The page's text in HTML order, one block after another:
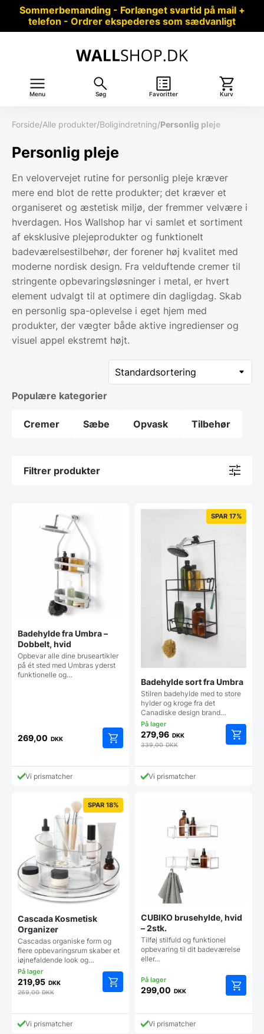
Sommerbemanding - Forlænget svartid på mail +
telefon - Ordrer ekspederes som sædvanligt
Menu Søg Favoritter Kurv
Forside/Alle produkter/Boligindretning/Personlig pleje
Personlig pleje
En velovervejet rutine for personlig pleje kræver
mere end blot de rette produkter; det kræver et
organiseret og æstetisk miljø, der fremmer velvære i
hverdagen. Hos Wallshop har vi samlet et sortiment
af eksklusive plejeprodukter og funktionelt
badeværelsestilbehør, der forener høj kvalitet med
moderne nordisk design. Fra velduftende cremer til
stringente opbevaringsløsninger i metal, er hvert
element udvalgt til at optimere din dagligdag. Skab
en personlig spa-oplevelse i eget hjem med
produkter, der vægter både aktive ingredienser og
visuel appel ekstremt højt.
Populære kategorier
Cremer Sæbe Opvask Tilbehør
Filtrer produkter
Badehylde fra Umbra –
Dobbelt, hvid
Opbevar alle dine bruseartikler
på ét sted med Umbras yderst
funktionelle og…
269,00 DKK
Vi prismatcher
SPAR 17%
Badehylde sort fra Umbra
Stilren badehylde med to store
hylder og kroge fra det
Canadiske design brand…
279,96 DKK
339,00DKK
Vi prismatcher
SPAR 18%
Cascada Kosmetisk
Organizer
Cascadas organiske form og
flere opbevaringsrum skaber et
iøjnefaldende look og…
219,95 DKK
269,00DKK
Vi prismatcher
CUBIKO brusehylde, hvid
– 2stk.
Tilføj stilfuld og funktionel
opbevaring til dit badeværelse
eller…
299,00 DKK
Vi prismatcher